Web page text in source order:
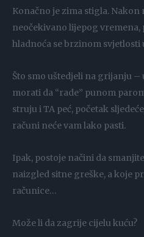
Konačno je zima stigla.
neočekivano lijepog vremena,
hladnoća se brzinom svjetlosti
Što smo uštedjeli na grijanju –
morati da “rade” punom
struju i TA peć, početak
računi neće vam lako pasti.
Ipak, postoje načini da
naizgled sitne greške, a koje
računice…
Može li da zagrije cijelu kuću?